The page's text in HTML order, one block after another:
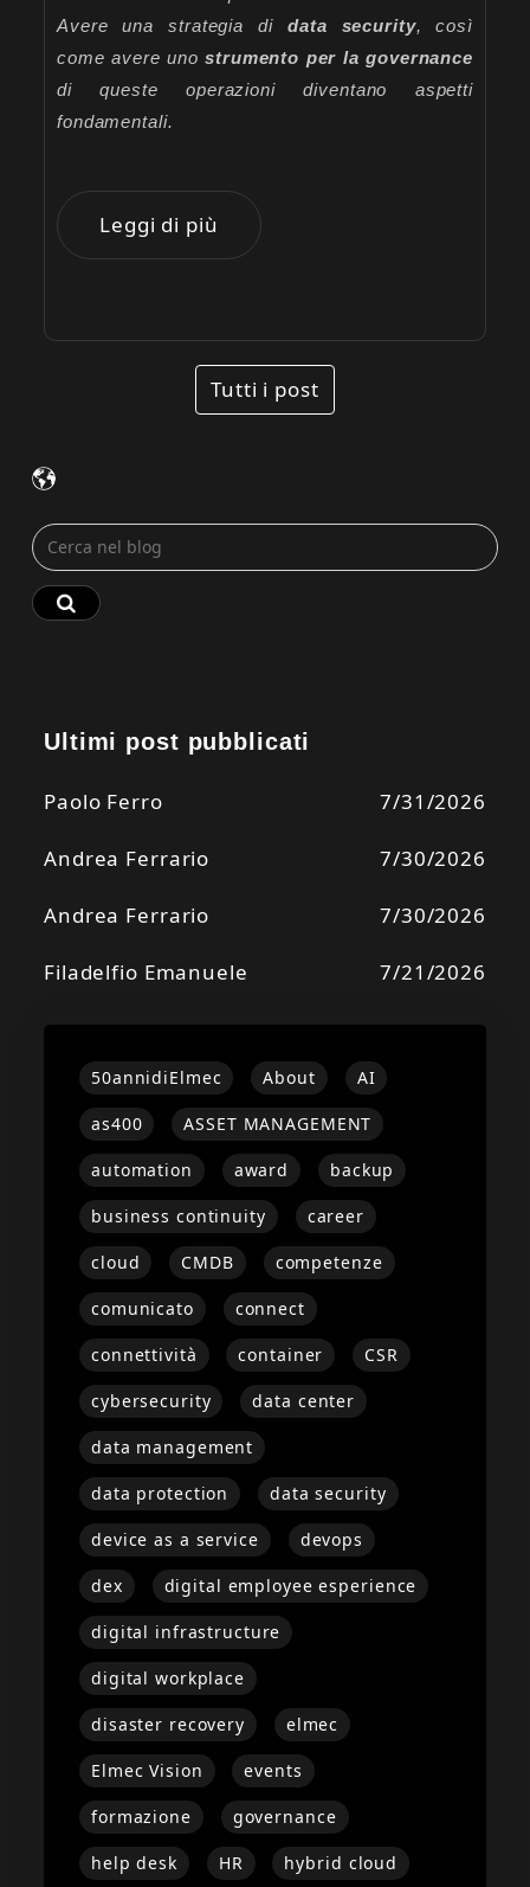
Avere una strategia di data security, così
come avere unostrumento per la governance
di queste operazioni diventano aspetti
fondamentali.
Leggi di più
Tutti i post
Ultimi post pubblicati
Paolo Ferro 7/31/2026
Andrea Ferrario 7/30/2026
Andrea Ferrario 7/30/2026
Filadelfio Emanuele 7/21/2026
50annidiElmec About AI
as400 ASSET MANAGEMENT
automation award backup
business continuity career
cloud CMDB competenze
comunicato connect
connettività container CSR
cybersecurity data center
data management
data protection data security
device as a service devops
dex digital employee esperience
digital infrastructure
digital workplace
disaster recovery elmec
Elmec Vision events
formazione governance
help desk HR hybrid cloud